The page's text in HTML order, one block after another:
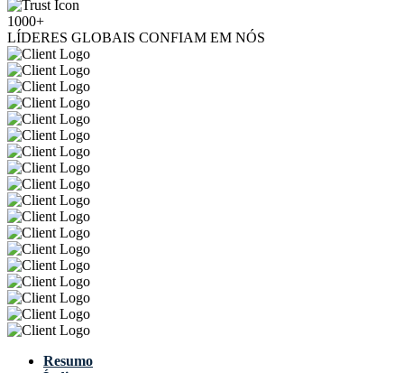
1000+
LÍDERES GLOBAIS CONFIAM EM NÓS
Resumo